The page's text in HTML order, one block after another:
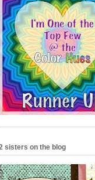
sisters on the blog